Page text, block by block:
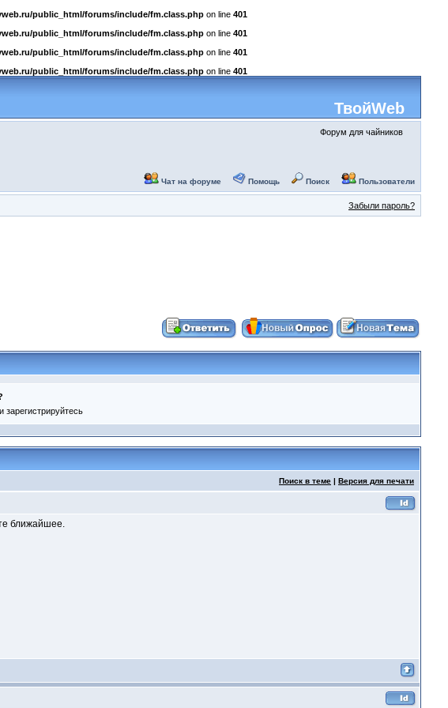
public_html/forums/include/fm.class.php on line 401
public_html/forums/include/fm.class.php on line 401
public_html/forums/include/fm.class.php on line 401
public_html/forums/include/fm.class.php on line 401
ТвойWeb
Форум для чайников
Чат на форуме Помощь Поиск Пользователи
Забыли пароль?
зарегистрируйтесь
Поиск в теме | Версия для печати
ближайшее.